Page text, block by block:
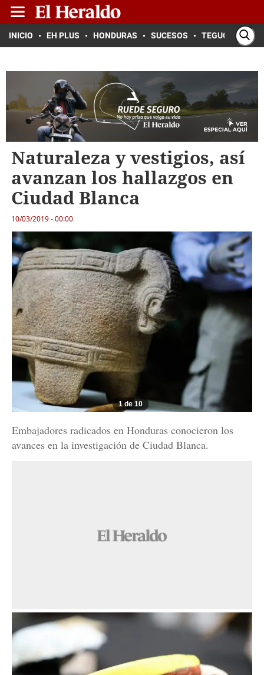
INICIO EH PLUS HONDURAS SUCESOS TEGUCIGALPA
Naturaleza y vestigios, así
avanzan los hallazgos en
Ciudad Blanca
10/03/2019 - 00:00
1 de 10
Embajadores radicados en Honduras conocieron los
avances en la investigación de Ciudad Blanca.